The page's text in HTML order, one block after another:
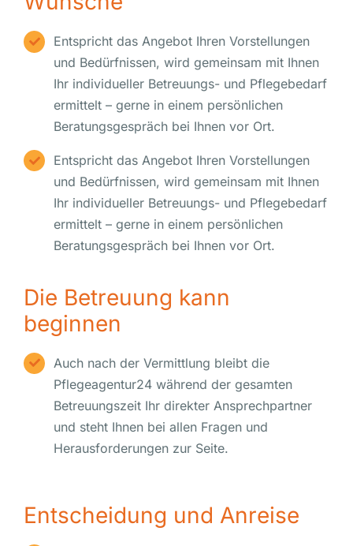
Entspricht das Angebot Ihren Vorstellungen
und Bedürfnissen, wird gemeinsam mit Ihnen
Ihr individueller Betreuungs- und Pflegebedarf
ermittelt – gerne in einem persönlichen
Beratungsgespräch bei Ihnen vor Ort.
Entspricht das Angebot Ihren Vorstellungen
und Bedürfnissen, wird gemeinsam mit Ihnen
Ihr individueller Betreuungs- und Pflegebedarf
ermittelt – gerne in einem persönlichen
Beratungsgespräch bei Ihnen vor Ort.
Die Betreuung kann
beginnen
Auch nach der Vermittlung bleibt die
Pflegeagentur24 während der gesamten
Betreuungszeit Ihr direkter Ansprechpartner
und steht Ihnen bei allen Fragen und
Herausforderungen zur Seite.
Entscheidung und Anreise